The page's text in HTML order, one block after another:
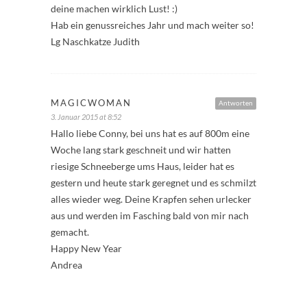
deine machen wirklich Lust! :)
Hab ein genussreiches Jahr und mach weiter so!
Lg Naschkatze Judith
Antworten
MAGICWOMAN
3. Januar 2015 at 8:52
Hallo liebe Conny, bei uns hat es auf 800m eine
Woche lang stark geschneit und wir hatten
riesige Schneeberge ums Haus, leider hat es
gestern und heute stark geregnet und es schmilzt
alles wieder weg. Deine Krapfen sehen urlecker
aus und werden im Fasching bald von mir nach
gemacht.
Happy New Year
Andrea